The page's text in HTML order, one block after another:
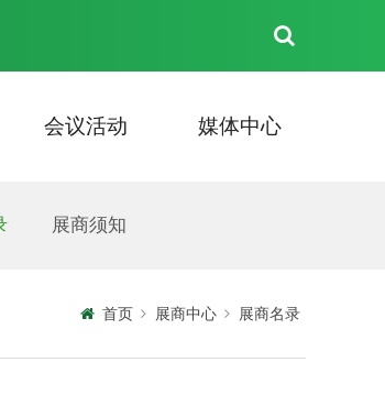
展商须知
载
会议活动
交流会 活动信息
媒体中心
频专题 合作媒体
首页 展商中心 展商名录